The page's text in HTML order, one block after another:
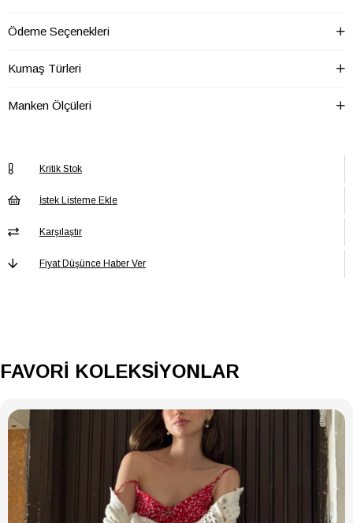
kedi çerezlik seti, hem dekoratif hem de kullanışlı tasarımıyla dikkat
çeker. Kedi formundaki özel tasarımı ve farklı yüz ifadeleri sayesinde
kahve yanında, misafir ağırlarken veya özel sunumlarda pratik bir
yardımcıdır.
Minimal ve şık tasarımı sayesinde mutfak dekorasyonu, kahve
sunumları ve masa düzeni için de harika bir tamamlayıcıdır.
Sevimli kedi tasarımlı çerezlik modeli
Kuruyemiş, çerez ve atıştırmalık sunumuna uygun
Dayanıklı ve uzun ömürlü seramik malzeme
Kolay temizlenebilir yüzey
Dekoratif ve modern tasarım
Ödeme Seçenekleri
Kumaş Türleri
Manken Ölçüleri
Kritik Stok
İstek Listeme Ekle
Karşılaştır
Fiyat Düşünce Haber Ver
FAVORİ KOLEKSİYONLAR